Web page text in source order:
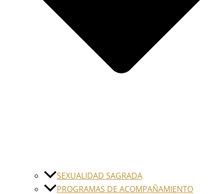
SEXUALIDAD SAGRADA
PROGRAMAS DE ACOMPAÑAMIENTO